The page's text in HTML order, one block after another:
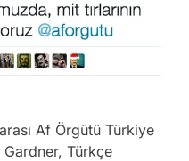
Af Örgütü Türkiye
Gardner, Türkçe